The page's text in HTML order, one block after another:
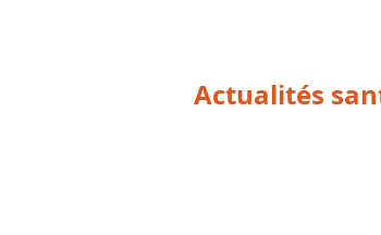
Actualités